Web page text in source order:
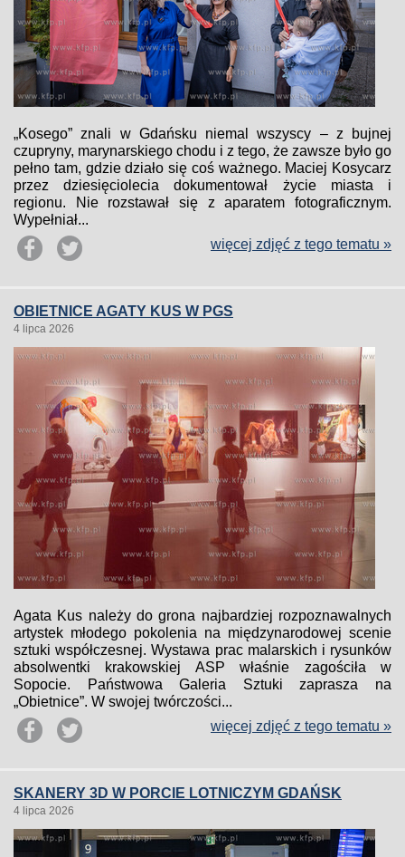
„Kosego” znali w Gdańsku niemal wszyscy – z bujnej
czupryny, marynarskiego chodu i z tego, że zawsze było go
pełno tam, gdzie działo się coś ważnego. Maciej Kosycarz
przez dziesięciolecia dokumentował życie miasta i
regionu. Nie rozstawał się z aparatem fotograficznym.
Wypełniał...
więcej zdjęć z tego tematu »
OBIETNICE AGATY KUS W PGS
4 lipca 2026
Agata Kus należy do grona najbardziej rozpoznawalnych
artystek młodego pokolenia na międzynarodowej scenie
sztuki współczesnej. Wystawa prac malarskich i rysunków
absolwentki krakowskiej ASP właśnie zagościła w
Sopocie. Państwowa Galeria Sztuki zaprasza na
„Obietnice”. W swojej twórczości...
więcej zdjęć z tego tematu »
SKANERY 3D W PORCIE LOTNICZYM GDAŃSK
4 lipca 2026